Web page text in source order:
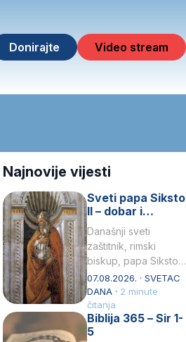
Donirajte Video stream
Najnovije vijesti
Sveti papa Siksto
II – dobar i
miroljubiv pastir
Današnji sveti
zaštitnik, rimski
biskup, papa Siksto
(Sixtus) II, prema
knjizi Liber
Pontificalis bio je
rođenjem Grk.
Obnovio je odnose s
07.08.2026. · SVETAC
DANA · 2 minute
čitanja
Biblija 365 – Sir 1-
5